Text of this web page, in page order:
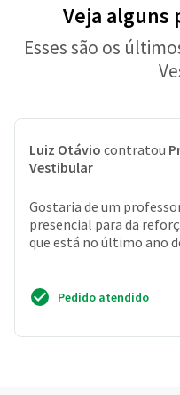
Veja alguns
Esses são os
Luiz Otávio contratou
Vestibular
Gostaria de um
presencial para da
que está no último ano
Pedido atendido